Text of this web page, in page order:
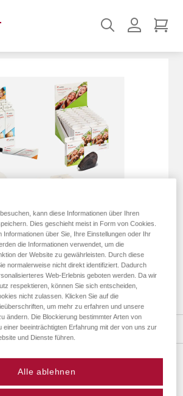
Suchen
ab 10,64 € *
kann diese Informationen über Ihren
Dies geschieht meist in Form von Cookies.
Informationen über Sie, Ihre Einstellungen oder Ihr
die Informationen verwendet, um die
der Website zu gewährleisten. Durch diese
normalerweise nicht direkt identifiziert. Dadurch
Web-Erlebnis geboten werden. Da wir
respektieren, können Sie sich entscheiden,
nicht zulassen. Klicken Sie auf die
um mehr zu erfahren und unsere
ändern. Die Blockierung bestimmter Arten von
einer beeinträchtigten Erfahrung mit der von uns zur
und Dienste führen.
Alle ablehnen